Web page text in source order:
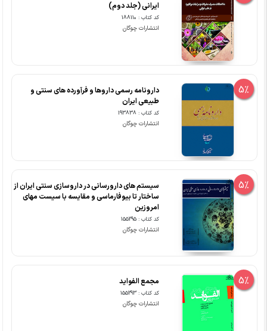
ایرانی (جلد دوم)
کد کتاب : 188110
انتشارات چوگان
5%
دارونامه رسمی داروها و فرآورده های سنتی و
طبیعی ایران
کد کتاب : 193838
انتشارات چوگان
5%
سیستم های دارورسانی در داروسازی سنتی ایران از
ساختار تا بیوفارماسی و مقایسه با سیست مهای
امروزین
کد کتاب : 155295
انتشارات چوگان
5% مجمع الفواید
کد کتاب : 155293
انتشارات چوگان